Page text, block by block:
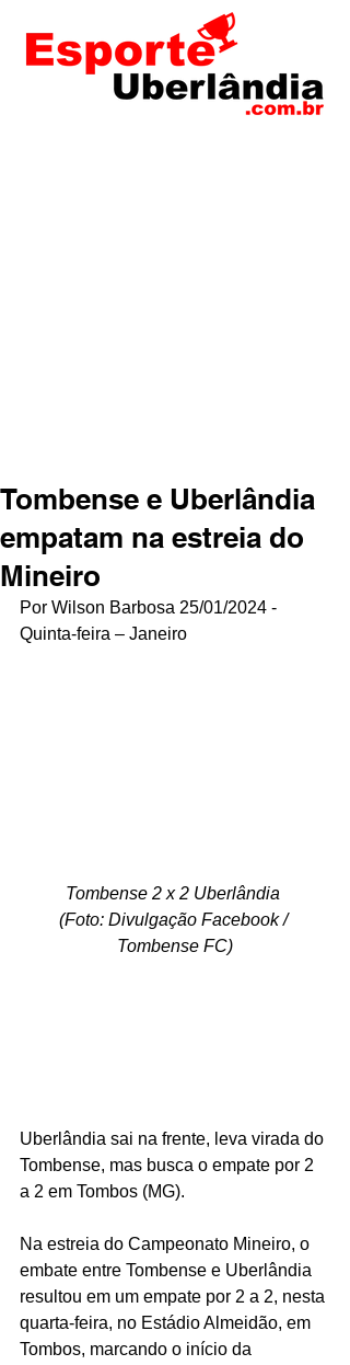
Tombense e Uberlândia
empatam na estreia do
Mineiro
Por Wilson Barbosa 25/01/2024 -
Quinta-feira – Janeiro
Tombense 2 x 2 Uberlândia
(Foto: Divulgação Facebook /
Tombense FC)
Uberlândia sai na frente, leva virada do
Tombense, mas busca o empate por 2
a 2 em Tombos (MG).
Na estreia do Campeonato Mineiro, o
embate entre Tombense e Uberlândia
resultou em um empate por 2 a 2, nesta
quarta-feira, no Estádio Almeidão, em
Tombos, marcando o início da